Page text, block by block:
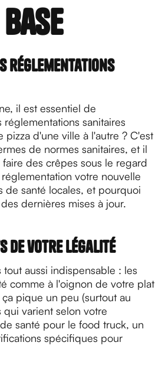
réglementations
il est essentiel de
sanitaires
d'une ville à l'autre ? C'est
de normes sanitaires, et il
des crêpes sous le regard
votre nouvelle
de santé locales, et pourquoi
dernières mises à jour.
de votre légalité
tout aussi indispensable : les
comme à l'oignon de votre plat
pique un peu (surtout au
varient selon votre
santé pour le food truck, un
spécifiques pour